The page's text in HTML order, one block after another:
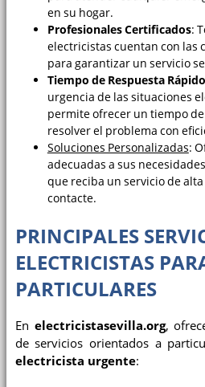
en su hogar.
Profesionales Certificados:
electricistas cuentan con las
para garantizar un servicio
Tiempo de Respuesta Rápido
urgencia de las situaciones
permite ofrecer un tiempo
resolver el problema con
Soluciones Personalizadas:
adecuadas a sus
que reciba un servicio de
contacte.
PRINCIPALES
ELECTRICISTAS
PARTICULARES
En electricistasevilla.org,
de servicios orientados a
electricista urgente: